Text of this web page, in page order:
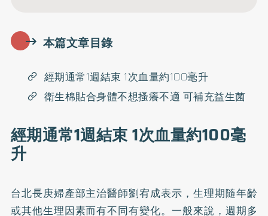
本篇文章目錄
經期通常1週結束 1次血量約100毫升
衛生棉貼合身體不想搔癢不適 可補充益生菌
經期通常1週結束 1次血量約100毫
升
台北長庚婦產部主治醫師劉宥成表示，生理期隨年齡
或其他生理因素而有不同有變化。一般來說，週期多